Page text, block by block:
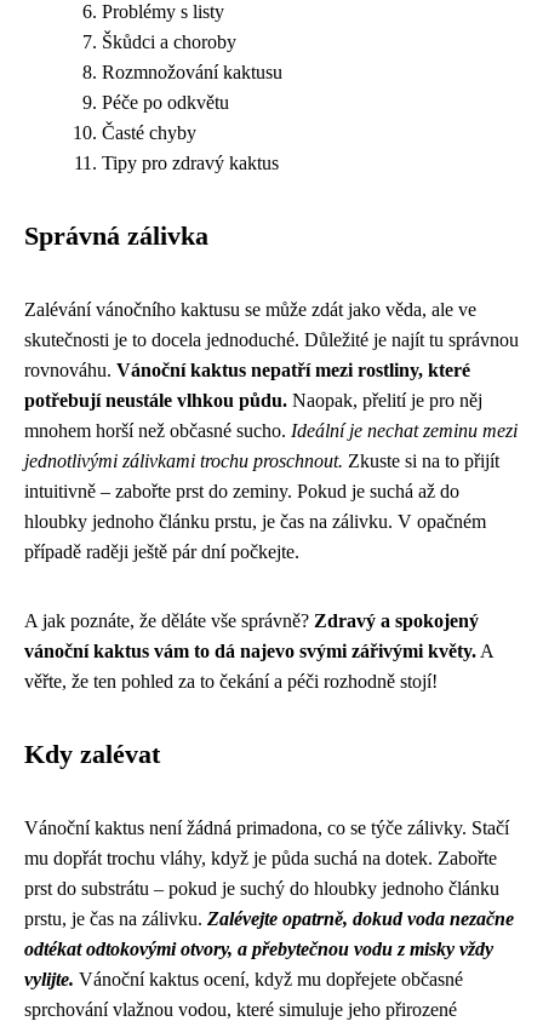
Problémy s listy
Škůdci a choroby
Rozmnožování kaktusu
Péče po odkvětu
Časté chyby
Tipy pro zdravý kaktus
Správná zálivka
Zalévání vánočního kaktusu se může zdát jako věda, ale ve
skutečnosti je to docela jednoduché. Důležité je najít tu správnou
rovnováhu. Vánoční kaktus nepatří mezi rostliny, které
potřebují neustále vlhkou půdu. Naopak, přelití je pro něj
mnohem horší než občasné sucho. Ideální je nechat zeminu mezi
jednotlivými zálivkami trochu proschnout. Zkuste si na to přijít
intuitivně – zabořte prst do zeminy. Pokud je suchá až do
hloubky jednoho článku prstu, je čas na zálivku. V opačném
případě raději ještě pár dní počkejte.
A jak poznáte, že děláte vše správně? Zdravý a spokojený
vánoční kaktus vám to dá najevo svými zářivými květy. A
věřte, že ten pohled za to čekání a péči rozhodně stojí!
Kdy zalévat
Vánoční kaktus není žádná primadona, co se týče zálivky. Stačí
mu dopřát trochu vláhy, když je půda suchá na dotek. Zabořte
prst do substrátu – pokud je suchý do hloubky jednoho článku
prstu, je čas na zálivku. Zalévejte opatrně, dokud voda nezačne
odtékat odtokovými otvory, a přebytečnou vodu z misky vždy
vylijte. Vánoční kaktus ocení, když mu dopřejete občasné
sprchování vlažnou vodou, které simuluje jeho přirozené